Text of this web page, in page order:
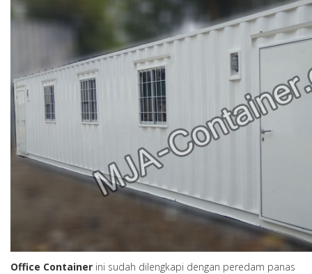
Office Container ini sudah dilengkapi dengan peredam panas